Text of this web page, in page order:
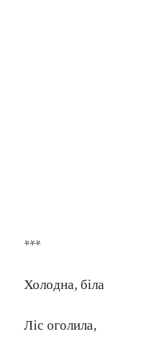
***
Холодна, біла
Ліс оголила,